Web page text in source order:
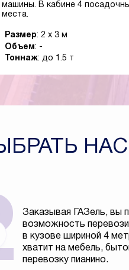
машины. В кабине 4
места.
Размер: 2 x 3 м
Объем: -
Тоннаж: до 1.5 т
НАС
Заказывая ГАЗель, вы
возможность
в кузове шириной 4
хватит на мебель,
перевозку пианино.